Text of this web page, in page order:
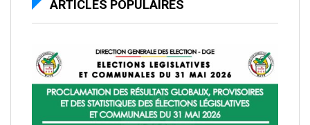
ARTICLES POPULAIRES